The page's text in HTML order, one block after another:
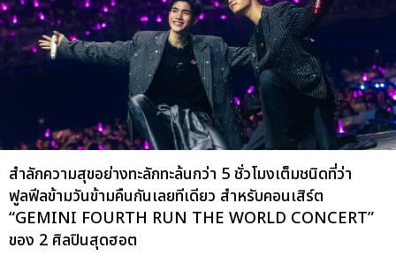
สำลักความสุขอย่างทะลักทะล้นกว่า 5 ชั่วโมงเต็มชนิดที่ว่า
ฟูลฟีลข้ามวันข้ามคืนกันเลยทีเดียว สำหรับคอนเสิร์ต
“GEMINI FOURTH RUN THE WORLD CONCERT”
ของ 2 ศิลปินสุดฮอต